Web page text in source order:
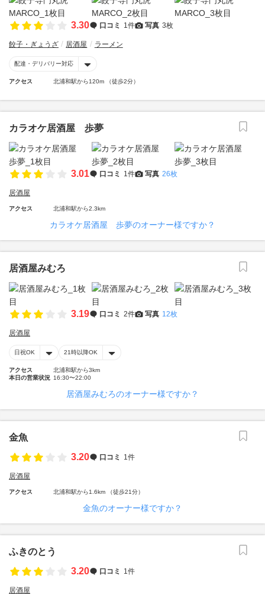
3.30 口コミ 1件 写真 3枚
餃子・ぎょうざ 居酒屋 ラーメン
配達・デリバリー対応
アクセス 北浦和駅から120m （徒歩2分）
カラオケ居酒屋 歩夢
3.01 口コミ 1件 写真 26枚
居酒屋
アクセス 北浦和駅から2.3km
カラオケ居酒屋 歩夢のオーナー様ですか？
居酒屋みむろ
3.19 口コミ 2件 写真 12枚
居酒屋
日祝OK 21時以降OK
アクセス
北浦和駅から3km
本日の営業状況 16:30〜22:00
居酒屋みむろのオーナー様ですか？
金魚
3.20
口コミ 1件
居酒屋
アクセス 北浦和駅から1.6km （徒歩21分）
金魚のオーナー様ですか？
ふきのとう
3.20
口コミ 1件
居酒屋